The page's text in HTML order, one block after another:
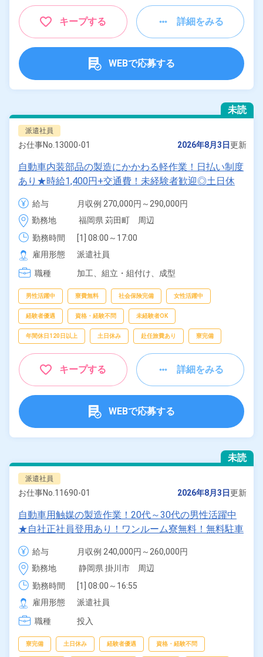
キープする 詳細をみる
WEBで応募する
未読
派遣社員
お仕事No.13000-01 2026年8月3日更新
自動車内装部品の製造にかかわる軽作業！日払い制度
あり★時給1,400円+交通費！未経験者歓迎◎土日休
み！自社正社員登用制度あり！マイカー、バイク、自
転車通勤OK！就業先食堂あり・1食300円～！《福岡
県苅田町》
給与
月収例 270,000円～290,000円
時給 1,400円～1,400円
勤務地
福岡県 苅田町　周辺
勤務時間
[1] 08:00～17:00
[2] 20:00～05:00
雇用形態
派遣社員
職種
加工、 組立・組付け、 成型
男性活躍中 寮費無料 社会保険完備 女性活躍中
経験者優遇 資格・経験不問 未経験者OK
年間休日120日以上 土日休み 赴任旅費あり 寮完備
キープする 詳細をみる
WEBで応募する
未読
派遣社員
お仕事No.11690-01 2026年8月3日更新
自動車用触媒の製造作業！20代～30代の男性活躍中
★自社正社員登用あり！ワンルーム寮無料！無料駐車
場あり！マイカー通勤OK！食堂利用可能！土日休
み！年間休日121日！《静岡県掛川市》
給与
月収例 240,000円～260,000円
時給 1,300円～1,300円
勤務地
静岡県 掛川市　周辺
勤務時間
[1] 08:00～16:55
[2] 15:15～00:05
[3] 23:30～08:15
[4] 16:55～01:45
雇用形態
派遣社員
職種
投入
寮完備 土日休み 経験者優遇 資格・経験不問